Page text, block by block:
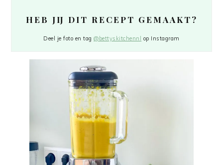
HEB JIJ DIT RECEPT GEMAAKT?
Deel je foto en tag@bettyskitchennl op Instagram